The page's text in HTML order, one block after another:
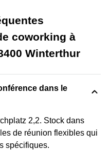
coworking à
Winterthur
dans le
2,2. Stock dans
de réunion flexibles qui
spécifiques.